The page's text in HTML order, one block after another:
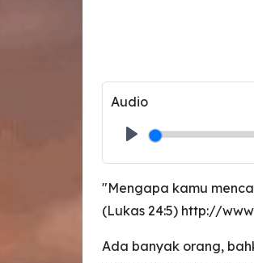
Audio
"Mengapa kamu
(Lukas 24:5) http://
Ada banyak orang,